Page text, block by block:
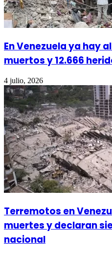
En Venezuela ya hay
muertos y 12.666
4 julio, 2026
Terremotos en
muertes y declaran
nacional